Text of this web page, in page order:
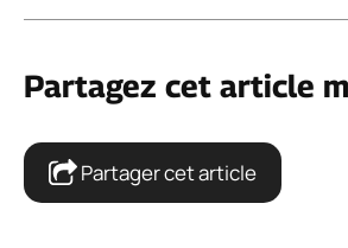
Partagez cet article
Partager cet article